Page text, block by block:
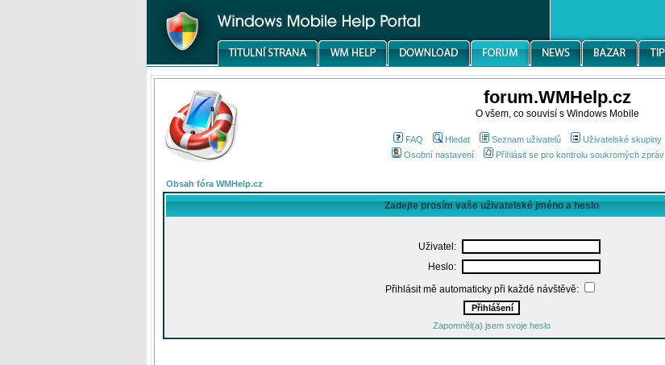
forum.WMHelp.cz
O všem, co souvisí s Windows Mobile
FAQ Hledat Seznam uživatelů Uživatelské skupiny
Osobní nastavení
Přihlásit se pro kontrolu soukromých zpráv
Obsah fóra WMHelp.cz
Zadejte prosím vaše uživatelské jméno a heslo
Uživatel:
Heslo:
Přihlásit mě automaticky při každé návštěvě:
Zapomněl(a) jsem svoje heslo